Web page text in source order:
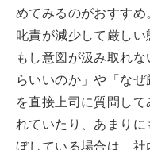
めてみるのがおすすめ
叱責が減少して厳しい
もし意図が汲み取れ
らいいのか」や「な
を直接上司に質問し
れていたり、あまり
ぼしている場合は、